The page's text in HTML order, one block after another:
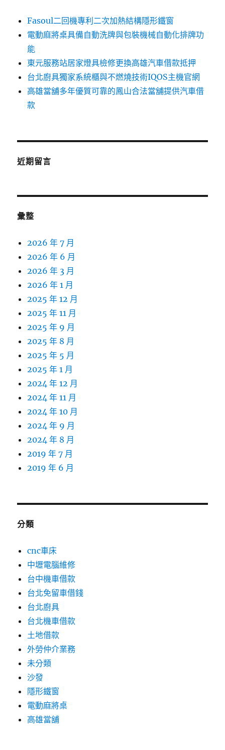
Fasoul二回機專利二次加熱結構隱形鐵窗
電動麻將桌具備自動洗牌與包裝機械自動化排牌功
能
東元服務站居家燈具檢修更換高雄汽車借款抵押
台北廚具獨家系統櫃與不燃燒技術IQOS主機官網
高雄當舖多年優質可靠的鳳山合法當舖提供汽車借
款
近期留言
彙整
2026 年 7 月
2026 年 6 月
2026 年 3 月
2026 年 1 月
2025 年 12 月
2025 年 11 月
2025 年 9 月
2025 年 8 月
2025 年 5 月
2025 年 1 月
2024 年 12 月
2024 年 11 月
2024 年 10 月
2024 年 9 月
2024 年 8 月
2019 年 7 月
2019 年 6 月
分類
cnc車床
中壢電腦維修
台中機車借款
台北免留車借錢
台北廚具
台北機車借款
土地借款
外勞仲介業務
未分類
沙發
隱形鐵窗
電動麻將桌
高雄當舖